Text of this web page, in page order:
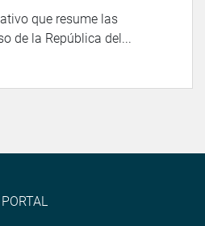
que resume las
de la República del...
PORTAL